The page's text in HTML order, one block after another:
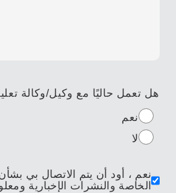
هل تعمل حاليًا مع وكيل/وكالة
نعم
لا
نعم ، أود أن يتم الاتصال بي
الخاصة والنشرات الإخبارية